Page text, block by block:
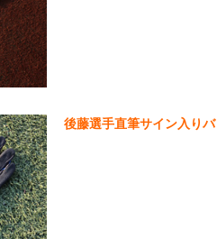
後藤選手直筆サイン入り